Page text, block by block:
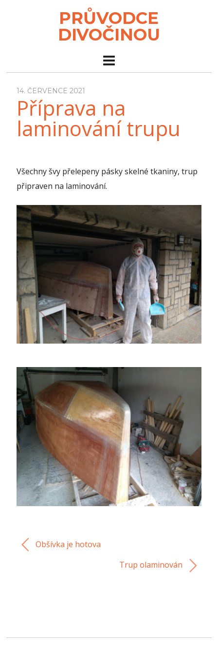
PRŮVODCE
DIVOČINOU
14. ČERVENCE 2021
Příprava na
laminování trupu
Všechny švy přelepeny pásky skelné tkaniny, trup
připraven na laminování.
Obšívka je hotova
Trup olaminován